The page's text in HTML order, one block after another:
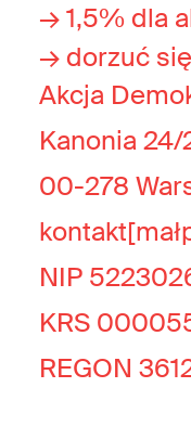
→ 1,5% dla
→ dorzuć się
Akcja
Kanonia 24/
00-278
NIP
KRS
REGON